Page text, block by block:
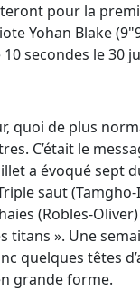
pour la
Yohan Blake
secondes le 30
quoi de plus
C’était le
a évoqué sept
saut
(Robles-
titans ». Une
quelques têtes
grande forme.